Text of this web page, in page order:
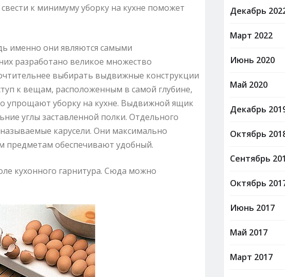
к минимуму уборку на кухне поможет
именно они являются самыми
разработано великое множество
выбирать выдвижные конструкции
к вещам, расположенным в самой глубине,
упрощают уборку на кухне. Выдвижной ящик
углы заставленной полки. Отдельного
карусели. Они максимально
предметам обеспечивают удобный.
кухонного гарнитура. Сюда можно
Декабрь
Март 2022
Июнь 2020
Май 2020
Декабрь
Октябрь
Сентябрь
Октябрь
Июнь 2017
Май 2017
Март 2017